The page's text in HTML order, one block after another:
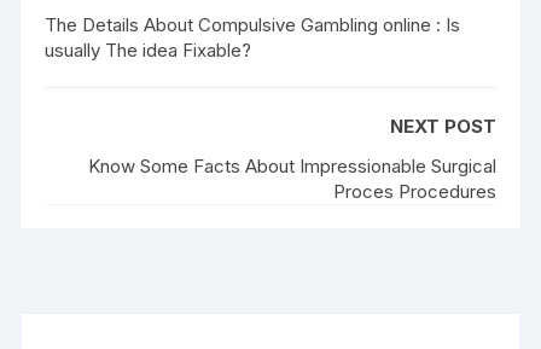
The Details About Compulsive Gambling online : Is
usually The idea Fixable?
NEXT POST
Know Some Facts About Impressionable Surgical
Proces Procedures